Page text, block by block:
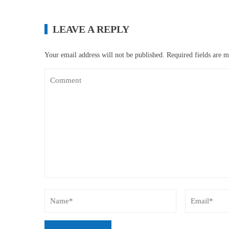
LEAVE A REPLY
Your email address will not be published. Required fields are